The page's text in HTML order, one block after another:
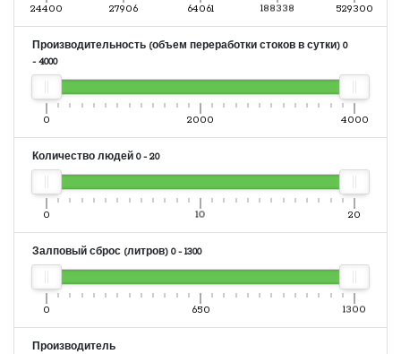
24400 27906 64061 188338 529300
Производительность (объем переработки стоков в сутки) 0
- 4000
0 2000 4000
Количество людей 0- 20
0 10 20
Залповый сброс (литров) 0- 1300
0 650 1300
Производитель